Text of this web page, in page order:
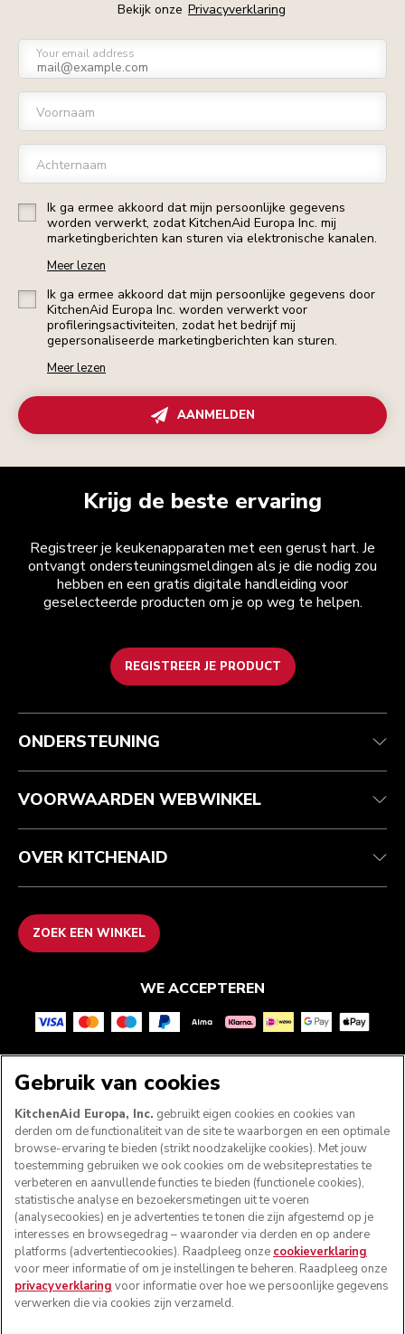
Bekijk onze Privacyverklaring
Your email address
Voornaam
Achternaam
Ik ga ermee akkoord dat mijn persoonlijke gegevens
worden verwerkt, zodat KitchenAid Europa Inc. mij
marketingberichten kan sturen via elektronische kanalen.
Meer lezen
Ik ga ermee akkoord dat mijn persoonlijke gegevens door
KitchenAid Europa Inc. worden verwerkt voor
profileringsactiviteiten, zodat het bedrijf mij
gepersonaliseerde marketingberichten kan sturen.
Meer lezen
AANMELDEN
Krijg de beste ervaring
Registreer je keukenapparaten met een gerust hart. Je
ontvangt ondersteuningsmeldingen als je die nodig zou
hebben en een gratis digitale handleiding voor
geselecteerde producten om je op weg te helpen.
REGISTREER JE PRODUCT
Health check
Je bestelling volgen
Garantie en documenten
Veelgestelde vragen
Algemene voorwaarden
Retournering en terugbetaling
Imprint
ODR
Het merk
Zoek een winkel
ONDERSTEUNING
VOORWAARDEN WEBWINKEL
OVER KITCHENAID
ZOEK EEN WINKEL
WE ACCEPTEREN
VOLG ONS
© KitchenAid 2026 - Alle rechten voorbehouden.
KitchenAid en het design van de mixer zijn handelsmerken
Gebruik van cookies
KitchenAid Europa, Inc. gebruikt eigen cookies en cookies van
derden om de functionaliteit van de site te waarborgen en een optimale
browse-ervaring te bieden (strikt noodzakelijke cookies). Met jouw
toestemming gebruiken we ook cookies om de websiteprestaties te
verbeteren en aanvullende functies te bieden (functionele cookies),
statistische analyse en bezoekersmetingen uit te voeren
(analysecookies) en je advertenties te tonen die zijn afgestemd op je
interesses en browsegedrag – waaronder via derden en op andere
platforms (advertentiecookies). Raadpleeg onze cookieverklaring
voor meer informatie of om je instellingen te beheren. Raadpleeg onze
privacyverklaring voor informatie over hoe we persoonlijke gegevens
verwerken die via cookies zijn verzameld.